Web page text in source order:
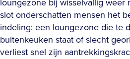
slot onderschatten mensen het
indeling: een loungezone die te
buitenkeuken staat of slecht
verliest snel zijn